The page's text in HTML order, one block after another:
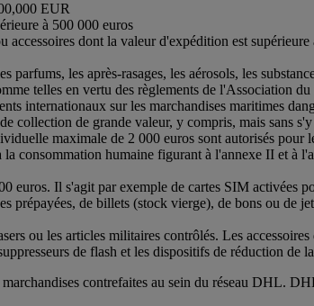
EUR
à 500 000 euros
accessoires dont la valeur d'expédition est
parfums, les après-rasages, les aérosols, les
telles en vertu des règlements de
internationaux sur les marchandises maritimes
collection de grande valeur, y compris, mais sans
maximale de 2 000 euros sont autorisés pour
la consommation humaine figurant à l'annexe II et
euros. Il s'agit par exemple de cartes SIM activées
prépayées, de billets (stock vierge), de bons ou de
ou les articles militaires contrôlés. Les
de flash et les dispositifs de réduction de
contrefaites au sein du réseau DHL.